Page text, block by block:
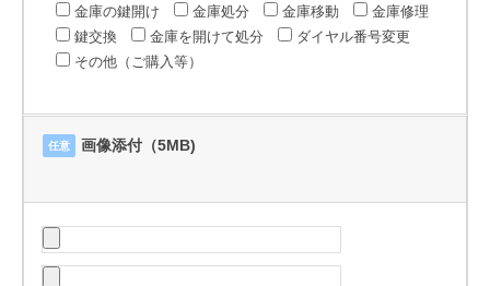
金庫の鍵開け 金庫処分 金庫移動
金庫修理
鍵交換
金庫を開けて処分
ダイヤル番号変更
その他（ご購入等）
任意 画像添付（5MB)